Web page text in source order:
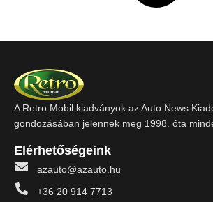
A Retro Mobil kiadványok az Auto News
gondozásában jelennek meg 1998. óta
Elérhetőségeink
azauto@azauto.hu
+36 20 914 7713